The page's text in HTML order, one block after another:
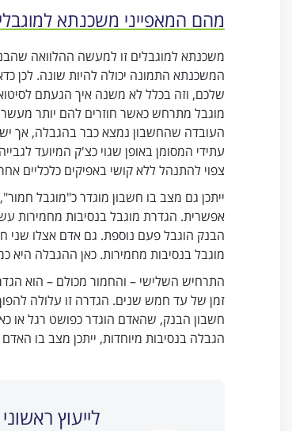
מהם המאפייני משכנתא
משכנתא למוגבלים זו למעשה ההלוואה
המשכנתא התמונה יכולה להיות שונה. לכן
שלכם, וזה בכלל לא משנה איך הגעתם
מוגבל מתרחש כאשר חוזרים להם יותר
העובדה שהחשבון נמצא כבר בהגבלה, אך
עתידי המסומן באופן שגוי כצ'ק המיועד
צפוי להתנהל ללא קושי באפיקים כלכליים
ייתכן גם מצב בו חשבון מוגדר כ"מוגבל
אפשרית. הגדרת מוגבל בנסיבות מחמירות
הבנק הוגבל פעם נוספת. גם אדם אצלו שני
מוגבל בנסיבות מחמירות. כאן ההגבלה היא
התרחיש השלישי – והחמור מכולם – הוא
זמן של עד חמש שנים. הגדרה זו עלולה
חשבון הבנק, שהאדם הוגדר כפושט רגל או
הגבלה בנסיבות מיוחדות, ייתכן מצב בו
לייעוץ